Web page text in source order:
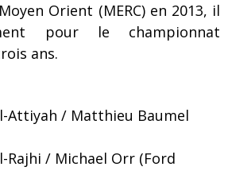
Orient (MERC) en 2013, il
pour le championnat
ans.
Attiyah / Matthieu Baumel
Rajhi / Michael Orr (Ford